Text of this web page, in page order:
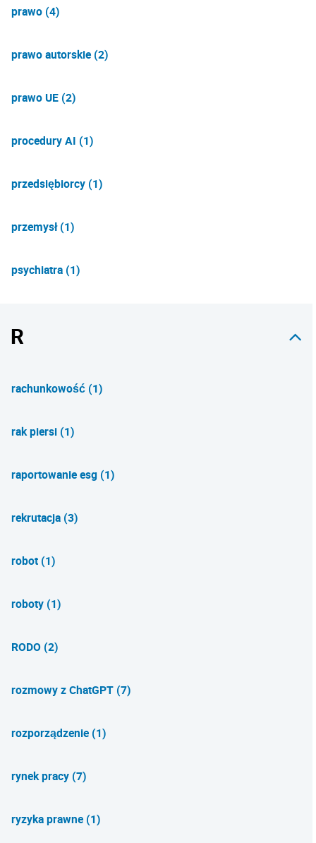
prawo (4)
prawo autorskie (2)
prawo UE (2)
procedury AI (1)
przedsiębiorcy (1)
przemysł (1)
psychiatra (1)
R
rachunkowość (1)
rak piersi (1)
raportowanie esg (1)
rekrutacja (3)
robot (1)
roboty (1)
RODO (2)
rozmowy z ChatGPT (7)
rozporządzenie (1)
rynek pracy (7)
ryzyka prawne (1)